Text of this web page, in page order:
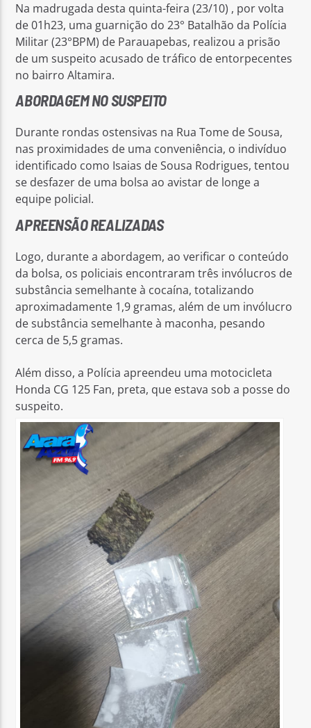
Na madrugada desta quinta-feira (23/10) , por volta
de 01h23, uma guarnição do 23° Batalhão da Polícia
Militar (23°BPM) de Parauapebas, realizou a prisão
de um suspeito acusado de tráfico de entorpecentes
no bairro Altamira.
ABORDAGEM NO SUSPEITO
Durante rondas ostensivas na Rua Tome de Sousa,
nas proximidades de uma conveniência, o indivíduo
identificado como Isaias de Sousa Rodrigues, tentou
se desfazer de uma bolsa ao avistar de longe a
equipe policial.
APREENSÃO REALIZADAS
Logo, durante a abordagem, ao verificar o conteúdo
da bolsa, os policiais encontraram três invólucros de
substância semelhante à cocaína, totalizando
aproximadamente 1,9 gramas, além de um invólucro
de substância semelhante à maconha, pesando
cerca de 5,5 gramas.
Além disso, a Polícia apreendeu uma motocicleta
Honda CG 125 Fan, preta, que estava sob a posse do
suspeito.